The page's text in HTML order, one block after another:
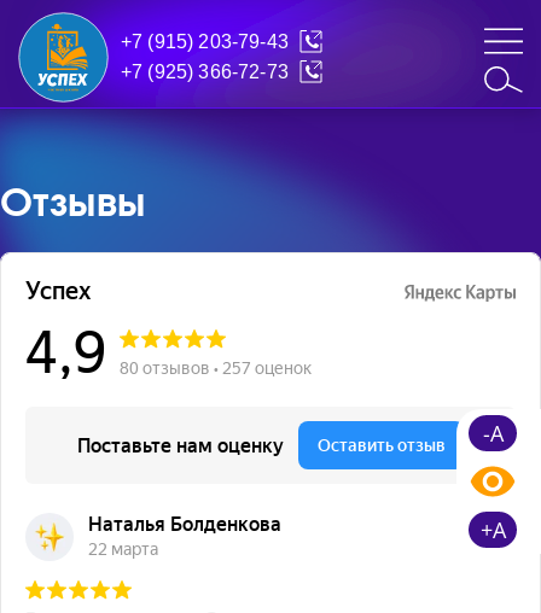
+7 (915) 203-79-43
+7 (925) 366-72-73
Отзывы
-A
+A